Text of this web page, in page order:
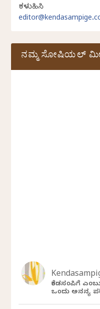
ಕಳುಹಿಸಿ
ನಮ್ಮ ಸೋಷಿಯಲ್‌
ಕೆಂಡಸಂಪಿಗೆ
ಒಂದು ಅನನ್ಯ